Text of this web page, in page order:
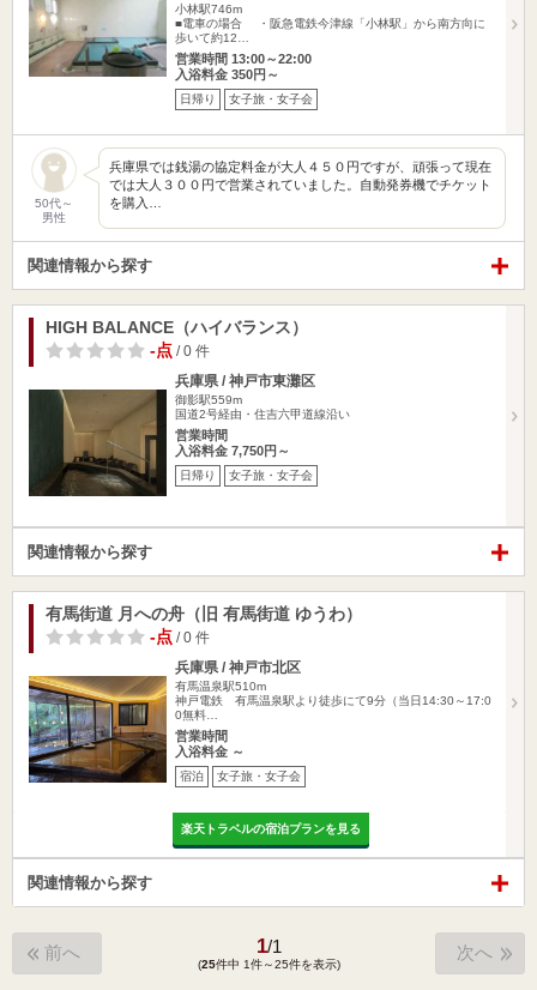
小林駅746m
■電車の場合 ・阪急電鉄今津線「小林駅」から南方向に
歩いて約12…
営業時間 13:00～22:00
入浴料金 350円～
日帰り 女子旅・女子会
50代～
男性
兵庫県では銭湯の協定料金が大人４５０円ですが、頑張って現在
では大人３００円で営業されていました。自動発券機でチケット
を購入…
関連情報から探す
HIGH BALANCE（ハイバランス）
-点 / 0 件
兵庫県 / 神戸市東灘区
御影駅559m
国道2号経由・住吉六甲道線沿い
営業時間
入浴料金 7,750円～
日帰り 女子旅・女子会
関連情報から探す
有馬街道 月への舟（旧 有馬街道 ゆうわ）
-点 / 0 件
兵庫県 / 神戸市北区
有馬温泉駅510m
神戸電鉄 有馬温泉駅より徒歩にて9分（当日14:30～17:0
0無料…
営業時間
入浴料金 ～
宿泊 女子旅・女子会
楽天トラベルの宿泊プランを見る
関連情報から探す
前へ 1/1
(25件中 1件～25件を表示)
次へ